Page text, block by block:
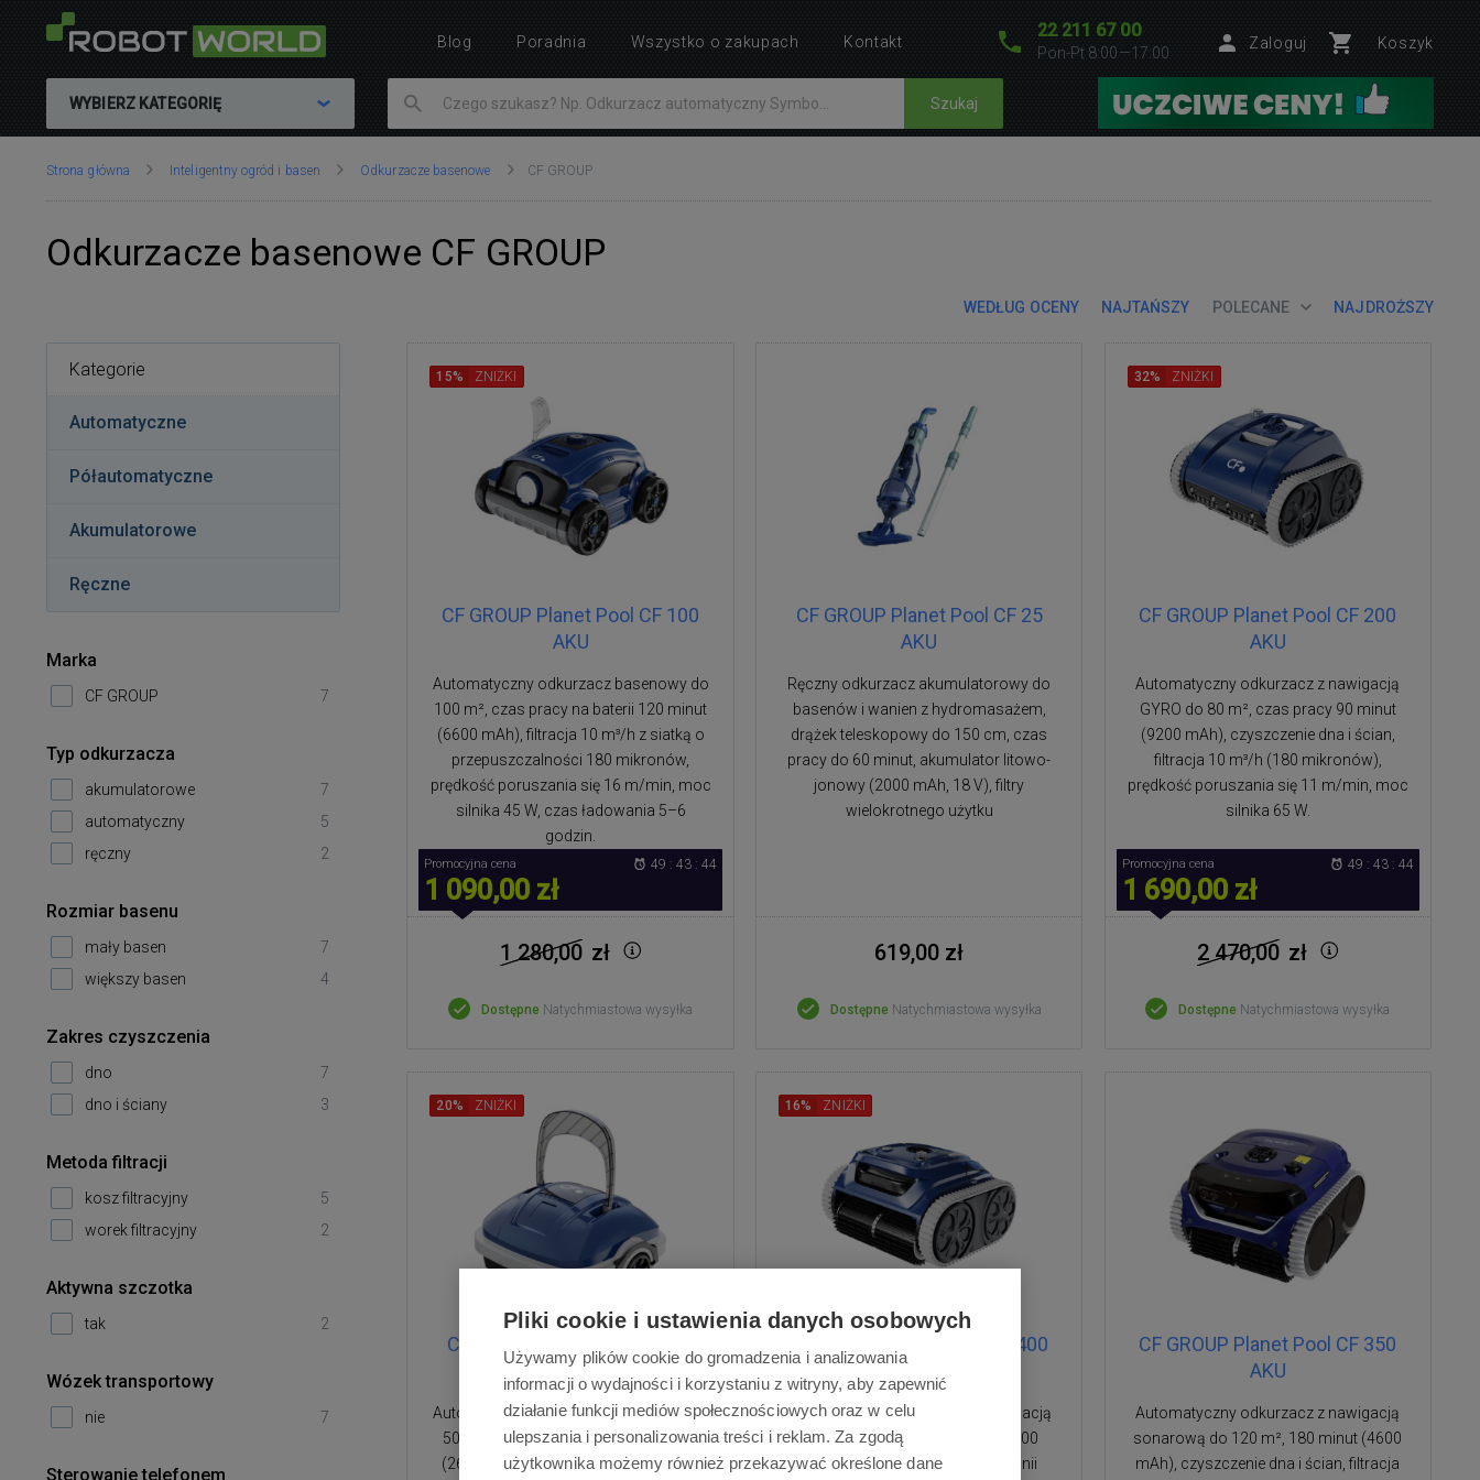
22 211 67 00
Pon-Pt 8:00—17:00
Zaloguj Koszyk
WYBIERZ KATEGORIĘ Szukaj
Znajdujesz
Strona główna Inteligentny ogród i basen Odkurzacze basenowe CF GROUP
Odkurzacze basenowe CF GROUP
WEDŁUG OCENY NAJTAŃSZY POLECANE NAJDROŻSZY
CF GROUP Planet Pool CF 100
AKU
Automatyczny odkurzacz basenowy do
100 m², czas pracy na baterii 120 minut
(6600 mAh), filtracja 10 m³/h z siatką o
przepuszczalności 180 mikronów,
prędkość poruszania się 16 m/min, moc
silnika 45 W, czas ładowania 5–6
godzin.
15% ZNIŻKI
Promocyjna cena
1 090,00 zł
49 : 43 : 43
1 280,00 zł
Dostępne Natychmiastowa wysyłka
CF GROUP Planet Pool CF 25
AKU
Ręczny odkurzacz akumulatorowy do
basenów i wanien z hydromasażem,
drążek teleskopowy do 150 cm, czas
pracy do 60 minut, akumulator litowo-
jonowy (2000 mAh, 18 V), filtry
wielokrotnego użytku
619,00 zł
Dostępne Natychmiastowa wysyłka
CF GROUP Planet Pool CF 200
AKU
Automatyczny odkurzacz z nawigacją
GYRO do 80 m², czas pracy 90 minut
(9200 mAh), czyszczenie dna i ścian,
filtracja 10 m³/h (180 mikronów),
prędkość poruszania się 11 m/min, moc
silnika 65 W.
32% ZNIŻKI
Promocyjna cena
1 690,00 zł
49 : 43 : 43
2 470,00 zł
Dostępne Natychmiastowa wysyłka
CF GROUP Planet Pool CF 45
AKU
Automatyczny odkurzacz basenowy do
50 m², czas pracy na baterii 50 minut
(2600 mAh), filtracja 8 m³/h z siatką o
20% ZNIŻKI
CF GROUP Planet Pool CF 400
AKU
Odkurzacz automatyczny z nawigacją
GYRO do 120 m², 200 minut (6400
mAh), czyszczenie dna, ścian i linii
16% ZNIŻKI
CF GROUP Planet Pool CF 350
AKU
Automatyczny odkurzacz z nawigacją
sonarową do 120 m², 180 minut (4600
mAh), czyszczenie dna i ścian, filtracja
Kategorie
Automatyczne
Półautomatyczne
Akumulatorowe
Ręczne
Marka
CF GROUP 7
Typ odkurzacza
akumulatorowe
7
automatyczny
5
ręczny
2
Rozmiar basenu
mały basen
7
większy basen
4
Zakres czyszczenia
dno
7
dno i ściany
3
Metoda filtracji
kosz filtracyjny
5
worek filtracyjny
2
Aktywna szczotka
tak 2
Wózek transportowy
nie 7
Sterowanie telefonem
Blog Poradnia Wszystko o zakupach Kontakt
Pliki cookie i ustawienia danych osobowych
Używamy plików cookie do gromadzenia i analizowania
informacji o wydajności i korzystaniu z witryny, aby zapewnić
działanie funkcji mediów społecznościowych oraz w celu
ulepszania i personalizowania treści i reklam. Za zgodą
użytkownika możemy również przekazywać określone dane